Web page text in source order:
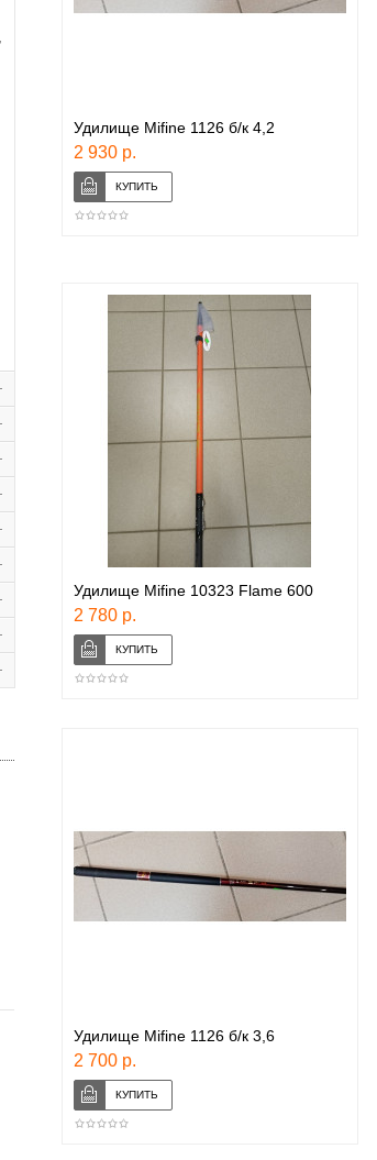
Удилище Mifine 1126 б/к 4,2
2 930 р.
Удилище Mifine 10323 Flame 600
2 780 р.
Удилище Mifine 1126 б/к 3,6
2 700 р.